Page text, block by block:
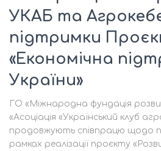
УКАБ та
підтримки
«Економічна
України»
ГО «Міжнародна фундація
«Асоціація «Український клуб
продовжують співпрацю щодо
рамках реалізації проєкту